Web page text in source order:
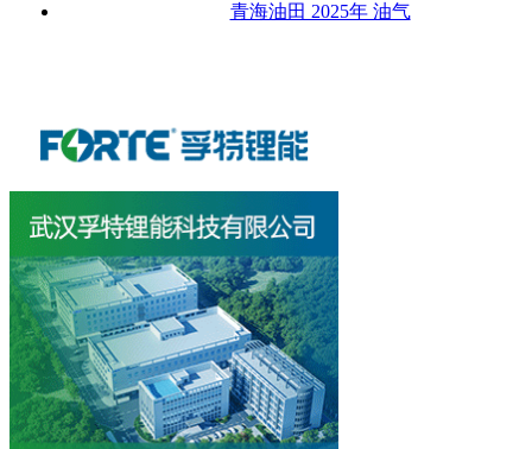
青海油田 2025年 油气